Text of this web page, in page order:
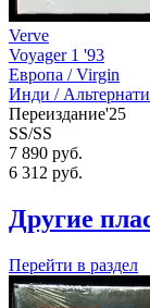
Verve
Voyager 1 '93
Европа /Virgin
Инди /
Переиздание'25
SS/SS
7 890 руб.
6 312 руб.
Другие
Перейти в раздел